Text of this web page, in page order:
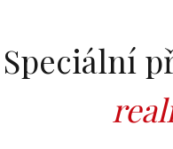
Speciální